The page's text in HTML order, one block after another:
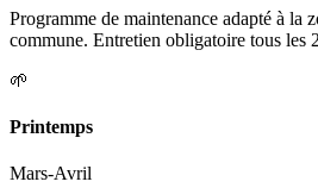
Programme de maintenance adapté à la
commune. Entretien obligatoire tous les
🌱
Printemps
Mars-Avril